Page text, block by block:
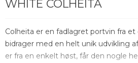
WHITE COLHEITA
Colheita er en fadlagret portvin fra
bidrager med en helt unik udvikling
er fra en enkelt høst, får den nogle